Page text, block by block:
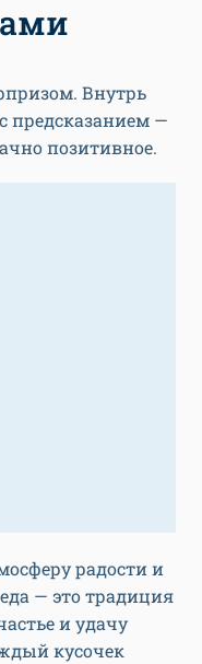
Внутрь
предсказанием —
позитивное.
радости и
— это традиция
и удачу
кусочек